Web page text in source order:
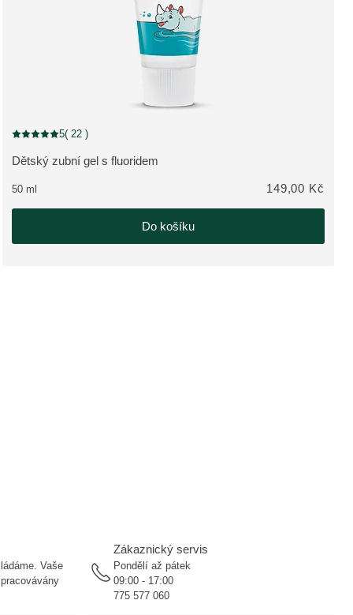
NOVINKA
ZOBRAZIT PRODUKT:
Dětský zubní gel s fluoridem
Aktuální hodnocení: 5 z 5 hvězdiček hodnoceno 22 zákazníky
5( 22 )
50 ml 149,00 Kč
Do košíku
Vaše
Zákaznický servis
Pondělí až pátek
09:00 - 17:00
775 577 060